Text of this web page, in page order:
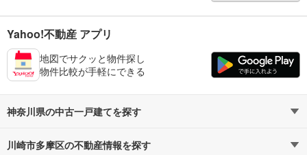
Yahoo!不動産 アプリ
地図でサクッと物件探し
物件比較が手軽にできる
神奈川県の中古一戸建てを探す
路線・駅から探す
川崎市多摩区の不動産情報を探す